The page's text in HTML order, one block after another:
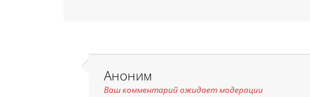
Аноним
Ваш комментарий ожидает модерации